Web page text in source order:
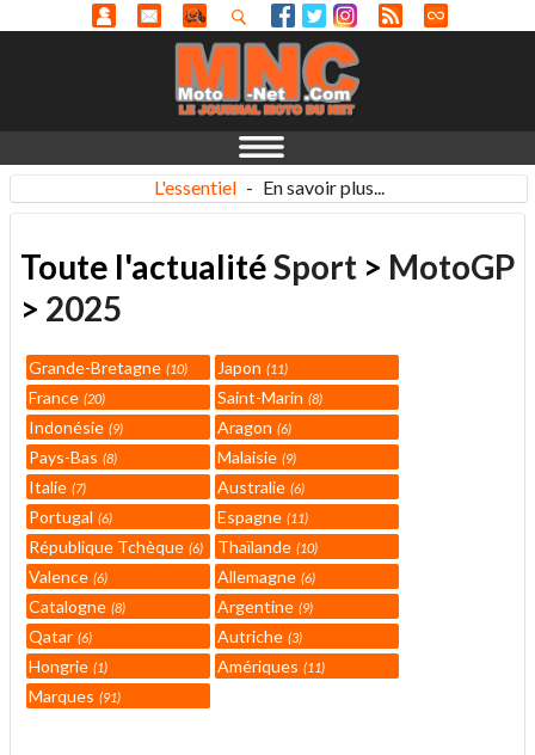
L'essentiel - En savoir plus...
Toute l'actualitéSport > MotoGP
> 2025
Grande-Bretagne 10 Japon 11
France 20 Saint-Marin 8
Indonésie 9 Aragon 6
Pays-Bas 8 Malaisie 9
Italie 7 Australie 6
Portugal 6 Espagne 11
République Tchèque 6 Thaïlande 10
Valence 6 Allemagne 6
Catalogne 8 Argentine 9
Qatar 6 Autriche 3
Hongrie 1 Amériques 11
Marques 91